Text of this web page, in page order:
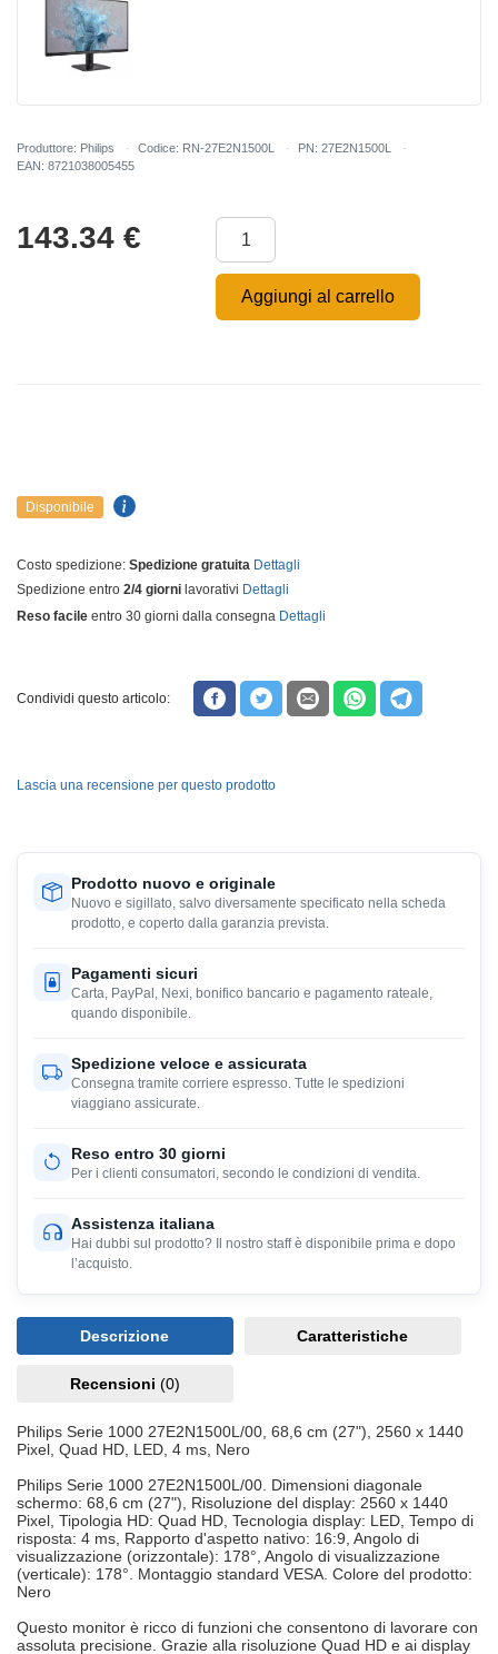
Produttore: Philips Codice: RN-27E2N1500L
PN: 27E2N1500L
EAN: 8721038005455
143.34 €
Aggiungi al carrello
Disponibile
Costo spedizione: Spedizione gratuita Dettagli
Spedizione entro 2/4 giorni lavorativi Dettagli
Reso facile entro 30 giorni dalla consegna Dettagli
Condividi questo articolo:
Lascia una recensione per questo prodotto
Prodotto nuovo e originale
Nuovo e sigillato, salvo diversamente specificato nella scheda
prodotto, e coperto dalla garanzia prevista.
Pagamenti sicuri
Carta, PayPal, Nexi, bonifico bancario e pagamento rateale,
quando disponibile.
Spedizione veloce e assicurata
Consegna tramite corriere espresso. Tutte le spedizioni
viaggiano assicurate.
Reso entro 30 giorni
Per i clienti consumatori, secondo le condizioni di vendita.
Assistenza italiana
Hai dubbi sul prodotto? Il nostro staff è disponibile prima e dopo
l’acquisto.
Descrizione Caratteristiche
Recensioni (0)
Philips Serie 1000 27E2N1500L/00, 68,6 cm (27"), 2560 x 1440
Pixel, Quad HD, LED, 4 ms, Nero
Philips Serie 1000 27E2N1500L/00. Dimensioni diagonale
schermo: 68,6 cm (27"), Risoluzione del display: 2560 x 1440
Pixel, Tipologia HD: Quad HD, Tecnologia display: LED, Tempo di
risposta: 4 ms, Rapporto d'aspetto nativo: 16:9, Angolo di
visualizzazione (orizzontale): 178°, Angolo di visualizzazione
(verticale): 178°. Montaggio standard VESA. Colore del prodotto:
Nero
Questo monitor è ricco di funzioni che consentono di lavorare con
assoluta precisione. Grazie alla risoluzione Quad HD e ai display